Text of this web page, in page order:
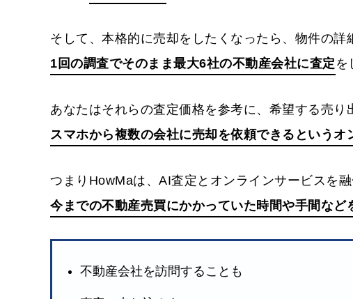
そして、本格的に売却をしたくなったら、物件の詳
1回の調査でそのまま最大6社の不動産会社に査定 を
あなたはそれらの査定価格を参考に、希望する売り
スマホから複数の会社に売却を依頼できるというオ
つまりHowMaは、AI査定とオンラインサービスを融
今までの不動産売買にかかっていた時間や手間など
不動産会社を訪問することも